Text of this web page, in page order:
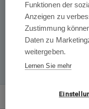
×
Funktionen der
Anzeigen zu
Zustimmung
Daten zu
weitergeben.
Lernen Sie mehr